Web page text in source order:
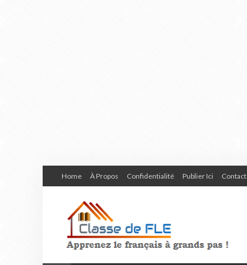
Home À Propos Confidentialité Publier Ici Contact